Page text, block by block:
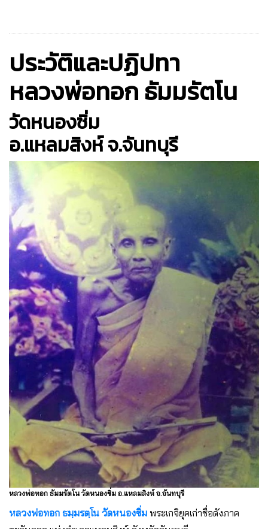
ประวัติและปฏิปทา
หลวงพ่อทอก ธัมมรัตโน
วัดหนองซิ่ม
อ.แหลมสิงห์ จ.จันทบุรี
หลวงพ่อทอก ธัมมรัตโน วัดหนองซิ่ม อ.แหลมสิงห์ จ.จันทบุรี
หลวงพ่อทอก ธมฺมรตฺโน วัดหนองซิ่ม พระเกจิยุคเก่าชื่อดังภาค